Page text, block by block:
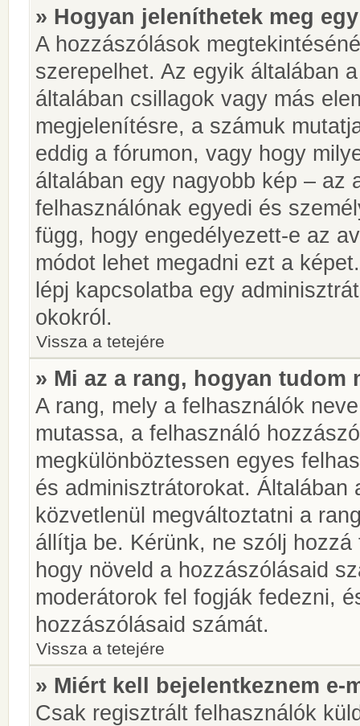
» Hogyan jeleníthetek meg
A hozzászólások
szerepelhet. Az egyik általában
általában csillagok vagy más
megjelenítésre, a számuk
eddig a fórumon, vagy hogy
általában egy nagyobb kép – az
felhasználónak egyedi és
függ, hogy engedélyezett-e az
módot lehet megadni ezt a
lépj kapcsolatba egy
okokról.
Vissza a tetejére
» Mi az a rang, hogyan tudom
A rang, mely a felhasználók
mutassa, a felhasználó
megkülönböztessen egyes
és adminisztrátorokat. Általában
közvetlenül megváltoztatni a
állítja be. Kérünk, ne szólj
hogy növeld a hozzászólásaid
moderátorok fel fogják fedezni,
hozzászólásaid számát.
Vissza a tetejére
» Miért kell bejelentkeznem e-
Csak regisztrált felhasználók